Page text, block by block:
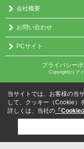
会社概要
お問い合わせ
PCサイト
プライバシー
Copyright(c) ア
当サイトでは、お客様の当
して、クッキー（Cookie）
詳しくは、当社の 「Cookie